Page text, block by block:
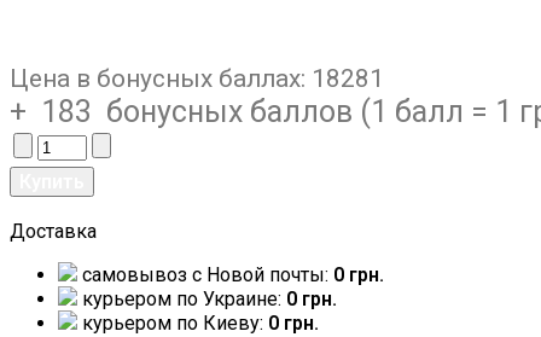
Цена в бонусных баллах: 18281
+ 183 бонусных баллов (1 балл = 1
Доставка
самовывоз c Новой почты: 0 грн.
курьером по Украине: 0 грн.
курьером по Киеву: 0 грн.